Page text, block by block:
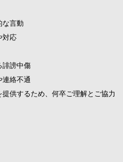
な言動
対応
誹謗中傷
連絡不通
供するため、何卒ご理解とご協力